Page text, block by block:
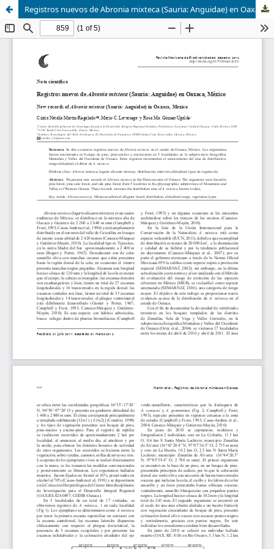
Registros nuevos de Abronia mixteca (Sauria: Anguidae) en Oaxaca, México